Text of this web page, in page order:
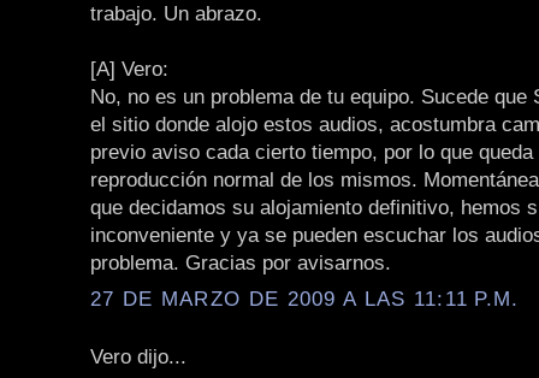
trabajo. Un abrazo.
[A] Vero:
No, no es un problema de tu equipo. Sucede que
el sitio donde alojo estos audios, acostumbra
previo aviso cada cierto tiempo, por lo que
reproducción normal de los mismos.
que decidamos su alojamiento definitivo, hemos
inconveniente y ya se pueden escuchar los
problema. Gracias por avisarnos.
27 DE MARZO DE 2009 A LAS 11:11 P.M.
Vero dijo...